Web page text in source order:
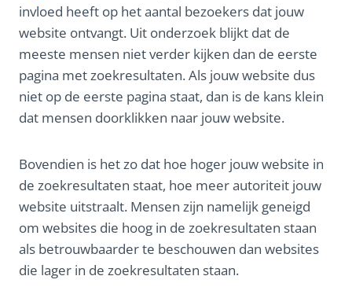
invloed heeft op het aantal bezoekers dat jouw
website ontvangt. Uit onderzoek blijkt dat de
meeste mensen niet verder kijken dan de eerste
pagina met zoekresultaten. Als jouw website dus
niet op de eerste pagina staat, dan is de kans klein
dat mensen doorklikken naar jouw website.
Bovendien is het zo dat hoe hoger jouw website in
de zoekresultaten staat, hoe meer autoriteit jouw
website uitstraalt. Mensen zijn namelijk geneigd
om websites die hoog in de zoekresultaten staan
als betrouwbaarder te beschouwen dan websites
die lager in de zoekresultaten staan.